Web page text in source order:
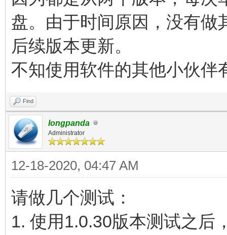
盘。由于时间原因，没有做
后续版本更新。
不知使用软件的其他小伙
Find
longpanda
Administrator
12-18-2020, 04:47 AM
请做几个测试：
1. 使用1.0.30版本测试之后